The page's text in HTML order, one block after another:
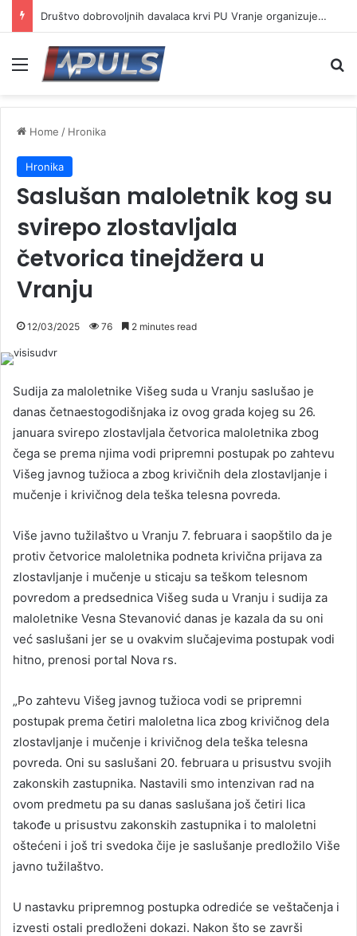
Društvo dobrovoljnih davalaca krvi PU Vranje organizuje akciju na Besnoj kobili
Menu
Home / Hronika
Hronika
Saslušan maloletnik kog su
svirepo zlostavljala
četvorica tinejdžera u
Vranju
12/03/2025 76 2 minutes read
Sudija za maloletnike Višeg suda u Vranju saslušao je
danas četnaestogodišnjaka iz ovog grada kojeg su 26.
januara svirepo zlostavljala četvorica maloletnika zbog
čega se prema njima vodi pripremni postupak po zahtevu
Višeg javnog tužioca a zbog krivičnih dela zlostavljanje i
mučenje i krivičnog dela teška telesna povreda.
Više javno tužilaštvo u Vranju 7. februara i saopštilo da je
protiv četvorice maloletnika podneta krivična prijava za
zlostavljanje i mučenje u sticaju sa teškom telesnom
povredom a predsednica Višeg suda u Vranju i sudija za
maloletnike Vesna Stevanović danas je kazala da su oni
već saslušani jer se u ovakvim slučajevima postupak vodi
hitno, prenosi portal Nova rs.
„Po zahtevu Višeg javnog tužioca vodi se pripremni
postupak prema četiri maloletna lica zbog krivičnog dela
zlostavljanje i mučenje i krivičnog dela teška telesna
povreda. Oni su saslušani 20. februara u prisustvu svojih
zakonskih zastupnika. Nastavili smo intenzivan rad na
ovom predmetu pa su danas saslušana još četiri lica
takođe u prisustvu zakonskih zastupnika i to maloletni
oštećeni i još tri svedoka čije je saslušanje predložilo Više
javno tužilaštvo.
U nastavku pripremnog postupka odrediće se veštačenja i
izvesti ostali predloženi dokazi. Nakon što se završi